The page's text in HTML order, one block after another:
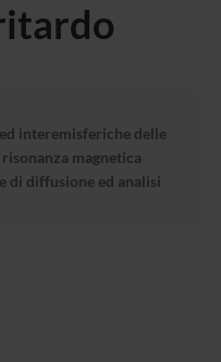
interemisferiche delle
magnetica
di diffusione ed analisi